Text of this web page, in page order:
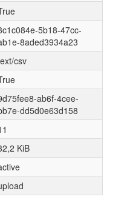
5b18-47cc-
8aded3934a23
csv
ab6f-4cee-
dd5d0e63d158
KiB